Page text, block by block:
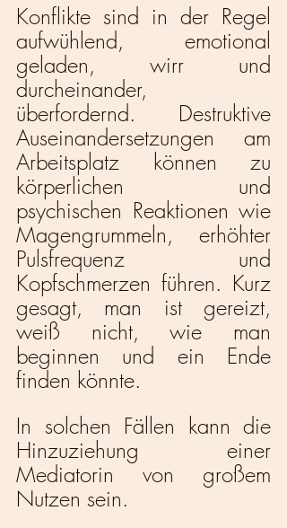
Konflikte sind in der Regel
aufwühlend, emotional
geladen, wirr und
durcheinander,
überfordernd. Destruktive
Auseinandersetzungen am
Arbeitsplatz können zu
körperlichen und
psychischen Reaktionen wie
Magengrummeln, erhöhter
Pulsfrequenz und
Kopfschmerzen führen. Kurz
gesagt, man ist gereizt,
weiß nicht, wie man
beginnen und ein Ende
finden könnte.
In solchen Fällen kann die
Hinzuziehung einer
Mediatorin von großem
Nutzen sein.